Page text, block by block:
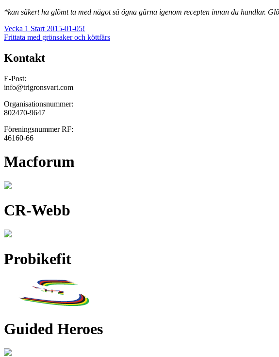
*kan säkert ha glömt ta med något så ögna gärna igenom recepten innan du handlar.
Inläggsnavigering
Vecka 1 Start 2015-01-05!
Frittata med grönsaker och köttfärs
Kontakt
E-Post:
info@trigronsvart.com
Organisationsnummer:
802470-9647
Föreningsnummer RF:
46160-66
Macforum
CR-Webb
Probikefit
Guided Heroes